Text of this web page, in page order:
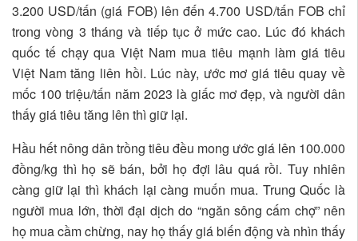
3.200 USD/tấn (giá FOB) lên đến 4.700 USD/tấn FOB chỉ
trong vòng 3 tháng và tiếp tục ở mức cao. Lúc đó khách
quốc tế chạy qua Việt Nam mua tiêu mạnh làm giá tiêu
Việt Nam tăng liên hồi. Lúc này, ước mơ giá tiêu quay về
mốc 100 triệu/tấn năm 2023 là giấc mơ đẹp, và người dân
thấy giá tiêu tăng lên thì giữ lại.
Hầu hết nông dân trồng tiêu đều mong ước giá lên 100.000
đồng/kg thì họ sẽ bán, bởi họ đợi lâu quá rồi. Tuy nhiên
càng giữ lại thì khách lại càng muốn mua. Trung Quốc là
người mua lớn, thời đại dịch do “ngăn sông cấm chợ” nên
họ mua cầm chừng, nay họ thấy giá biến động và nhìn thấy